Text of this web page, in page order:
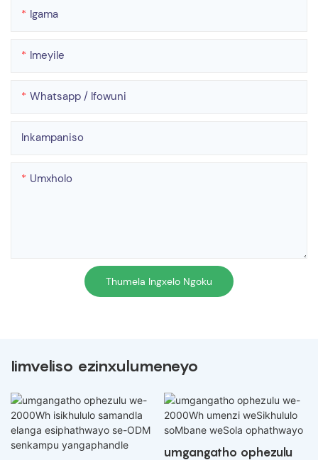
Igama
Imeyile
Whatsapp / Ifowuni
Inkampaniso
Umxholo
Thumela Ingxelo Ngoku
Iimveliso ezinxulumeneyo
umgangatho ophezulu